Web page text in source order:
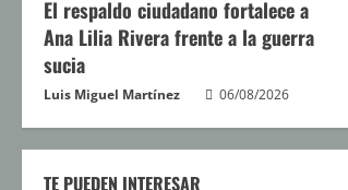
e
y
e
n
El respaldo ciudadano fortalece a
Ana Lilia Rivera frente a la guerra
sucia
Luis Miguel Martínez 06/08/2026
TE PUEDEN INTERESAR